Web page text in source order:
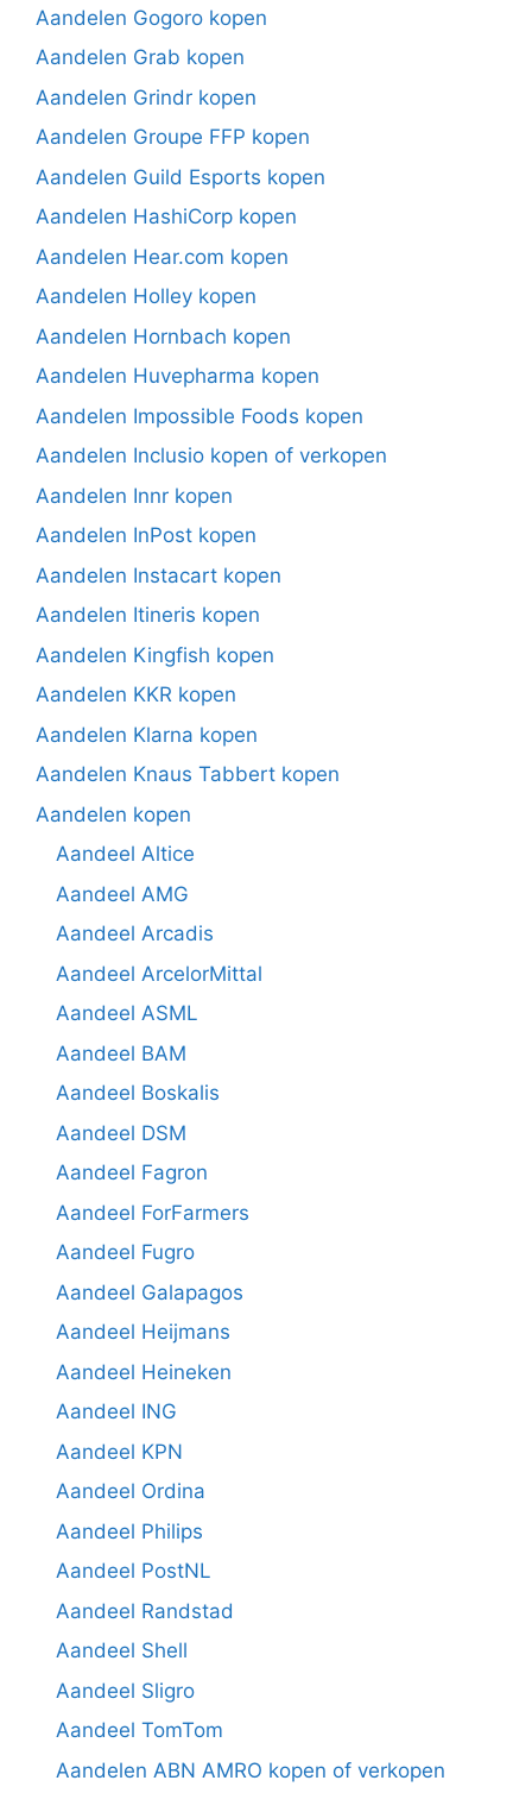
Aandelen Gogoro kopen
Aandelen Grab kopen
Aandelen Grindr kopen
Aandelen Groupe FFP kopen
Aandelen Guild Esports kopen
Aandelen HashiCorp kopen
Aandelen Hear.com kopen
Aandelen Holley kopen
Aandelen Hornbach kopen
Aandelen Huvepharma kopen
Aandelen Impossible Foods kopen
Aandelen Inclusio kopen of verkopen
Aandelen Innr kopen
Aandelen InPost kopen
Aandelen Instacart kopen
Aandelen Itineris kopen
Aandelen Kingfish kopen
Aandelen KKR kopen
Aandelen Klarna kopen
Aandelen Knaus Tabbert kopen
Aandelen kopen
Aandeel Altice
Aandeel AMG
Aandeel Arcadis
Aandeel ArcelorMittal
Aandeel ASML
Aandeel BAM
Aandeel Boskalis
Aandeel DSM
Aandeel Fagron
Aandeel ForFarmers
Aandeel Fugro
Aandeel Galapagos
Aandeel Heijmans
Aandeel Heineken
Aandeel ING
Aandeel KPN
Aandeel Ordina
Aandeel Philips
Aandeel PostNL
Aandeel Randstad
Aandeel Shell
Aandeel Sligro
Aandeel TomTom
Aandelen ABN AMRO kopen of verkopen